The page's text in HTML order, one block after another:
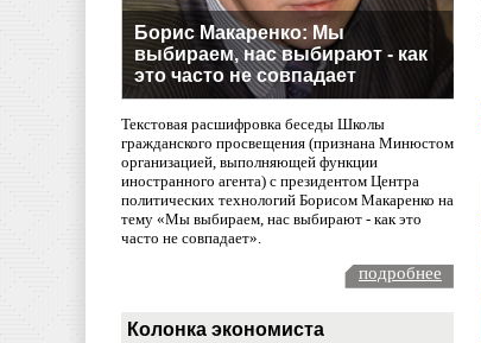
Борис Макаренко: Мы
выбираем, нас выбирают - как
это часто не совпадает
Текстовая расшифровка беседы Школы
гражданского просвещения (признана Минюстом
организацией, выполняющей функции
иностранного агента) с президентом Центра
политических технологий Борисом Макаренко на
тему «Мы выбираем, нас выбирают - как это
часто не совпадает».
подробнее
Колонка экономиста